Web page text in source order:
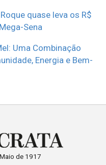
quase leva os R$
Sena
Uma Combinação
Energia e Bem-
de 1917